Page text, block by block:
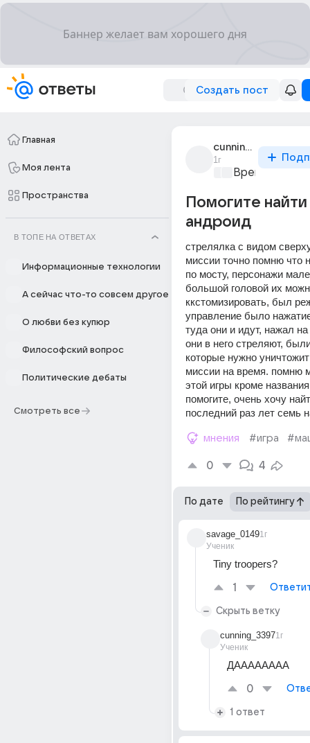
Создать пост
Главная
Моя лента
Пространства
В ТОПЕ НА ОТВЕТАХ
Информационные технологии
А сейчас что-то совсем другое
О любви без купюр
Философский вопрос
Политические дебаты
Смотреть все
cunning_3397
1г
Время игр
Помогите найти
андроид
стрелялка с видом
миссии точно помню что
по мосту, персонажи
большой головой их
ккстомизировать, был
управление было
туда они и идут, нажал на
они в него стреляют,
которые нужно
миссии на время. помню
этой игры кроме
помогите, очень хочу
последний раз лет семь
мнения #игра
0 4
По дате По рейтингу
savage_0149
Ученик
1г
Tiny troopers?
1
Скрыть ветку
cunning_3397
Ученик
1г
ДАААААААА
0
1 ответ